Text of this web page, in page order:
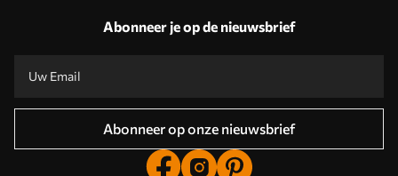
Abonneer je op de nieuwsbrief
Abonneer op onze nieuwsbrief